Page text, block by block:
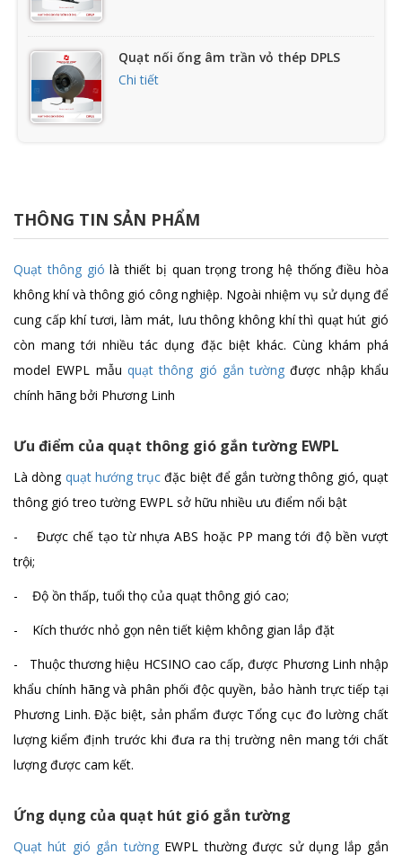
Quạt nối ống âm trần vỏ thép DPLS
Chi tiết
Quạt thông gió gắn trần chính hãng
ECPL
Chi tiết
Quạt thông gió FAC - A
Chi tiết
Chi tiết
THÔNG TIN SẢN PHẨM
Quạt thông gió là thiết bị quan trọng trong hệ thống điều hòa
không khí và thông gió công nghiệp. Ngoài nhiệm vụ sử dụng để
cung cấp khí tươi, làm mát, lưu thông không khí thì quạt hút gió
còn mang tới nhiều tác dụng đặc biệt khác. Cùng khám phá
model EWPL mẫu quạt thông gió gắn tường được nhập khẩu
chính hãng bởi Phương Linh
Ưu điểm của quạt thông gió gắn tường EWPL
Là dòng quạt hướng trụcđặc biệt để gắn tường thông gió, quạt
thông gió treo tường EWPL sở hữu nhiều ưu điểm nổi bật
- Được chế tạo từ nhựa ABS hoặc PP mang tới độ bền vượt
trội;
- Độ ồn thấp, tuổi thọ của quạt thông gió cao;
- Kích thước nhỏ gọn nên tiết kiệm không gian lắp đặt
- Thuộc thương hiệu HCSINO cao cấp, được Phương Linh nhập
khẩu chính hãng và phân phối độc quyền, bảo hành trực tiếp tại
Phương Linh. Đặc biệt, sản phẩm được Tổng cục đo lường chất
lượng kiểm định trước khi đưa ra thị trường nên mang tới chất
lượng được cam kết.
Ứng dụng của quạt hút gió gắn tường
Quạt hút gió gắn tườngEWPL thường được sử dụng lắp gắn